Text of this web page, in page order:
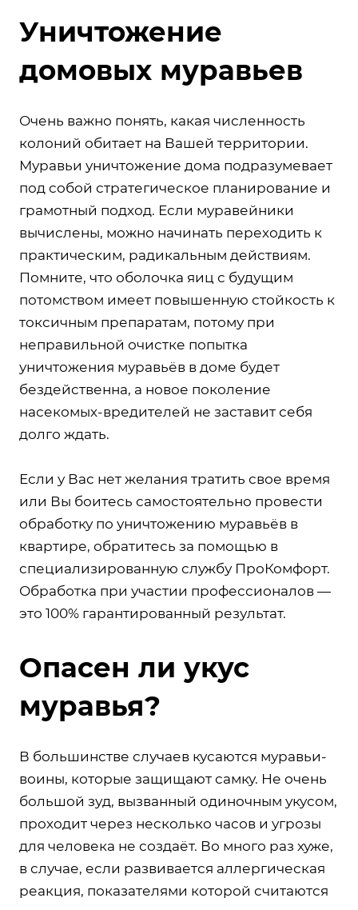
Уничтожение
домовых муравьев
Очень важно понять, какая численность
колоний обитает на Вашей территории.
Муравьи уничтожение дома подразумевает
под собой стратегическое планирование и
грамотный подход. Если муравейники
вычислены, можно начинать переходить к
практическим, радикальным действиям.
Помните, что оболочка яиц с будущим
потомством имеет повышенную стойкость к
токсичным препаратам, потому при
неправильной очистке попытка
уничтожения муравьёв в доме будет
бездейственна, а новое поколение
насекомых-вредителей не заставит себя
долго ждать.
Если у Вас нет желания тратить свое время
или Вы боитесь самостоятельно провести
обработку по уничтожению муравьёв в
квартире, обратитесь за помощью в
специализированную службу ПроКомфорт.
Обработка при участии профессионалов —
это 100% гарантированный результат.
Опасен ли укус
муравья?
В большинстве случаев кусаются муравьи-
воины, которые защищают самку. Не очень
большой зуд, вызванный одиночным укусом,
проходит через несколько часов и угрозы
для человека не создаёт. Во много раз хуже,
в случае, если развивается аллергическая
реакция, показателями которой считаются